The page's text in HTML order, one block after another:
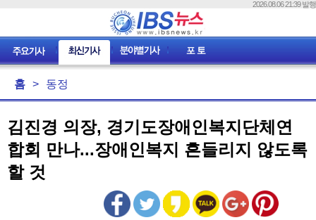
2026.08.06 21:39 발행
홈 > 동정
김진경 의장, 경기도장애인복지단체연
합회 만나...장애인복지 흔들리지 않도록
할 것